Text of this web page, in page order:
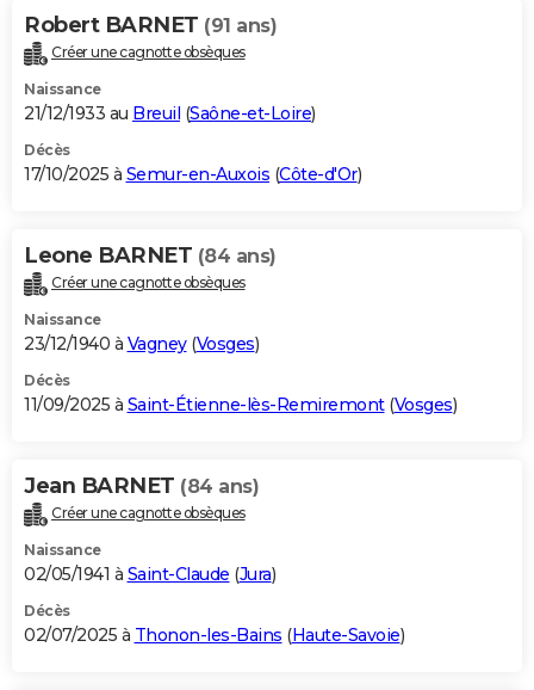
Robert BARNET (91 ans)
Créer une cagnotte obsèques
Naissance
21/12/1933 au Breuil (Saône-et-Loire)
Décès
17/10/2025 à Semur-en-Auxois (Côte-d'Or)
Leone BARNET (84 ans)
Créer une cagnotte obsèques
Naissance
23/12/1940 à Vagney(Vosges)
Décès
11/09/2025 à Saint-Étienne-lès-Remiremont(Vosges)
Jean BARNET (84 ans)
Créer une cagnotte obsèques
Naissance
02/05/1941 à Saint-Claude (Jura)
Décès
02/07/2025 à Thonon-les-Bains (Haute-Savoie)